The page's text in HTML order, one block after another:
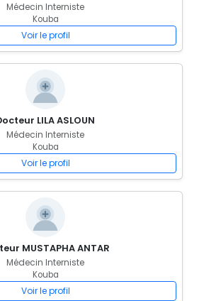
Médecin Interniste
Kouba
Voir le profil
LILA ASLOUN
Médecin Interniste
Kouba
Voir le profil
MUSTAPHA ANTAR
Médecin Interniste
Kouba
Voir le profil